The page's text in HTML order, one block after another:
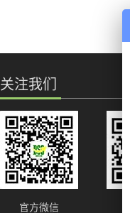
关注我们
官方微信